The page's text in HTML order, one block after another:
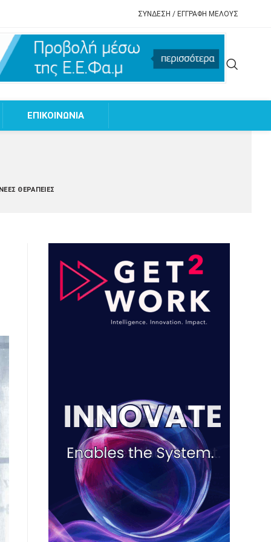
ΣΥΝΔΕΣΗ / ΕΓΓΡΑΦΗ ΜΕΛΟΥΣ
EΠΙΚΟΙΝΩΝΙΑ
ΘΕΡΑΠΕΊΕΣ